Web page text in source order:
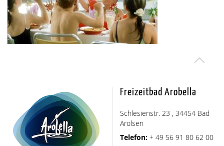
Freizeitbad Arobella
Schlesienstr. 23 , 34454 Bad
Arolsen
Telefon: + 49 56 91 80 62 00